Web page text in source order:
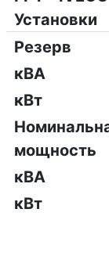
Установки
Резерв
кВА
кВт
мощность
кВА
кВт